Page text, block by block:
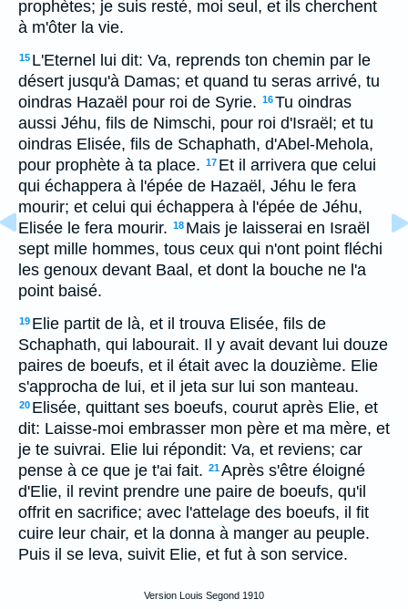
prophètes; je suis resté, moi seul, et ils cherchent
à m'ôter la vie.
15 L'Eternel lui dit: Va, reprends ton chemin par le
désert jusqu'à Damas; et quand tu seras arrivé, tu
oindras Hazaël pour roi de Syrie. 16Tu oindras
aussi Jéhu, fils de Nimschi, pour roi d'Israël; et tu
oindras Elisée, fils de Schaphath, d'Abel-Mehola,
pour prophète à ta place. 17 Et il arrivera que celui
qui échappera à l'épée de Hazaël, Jéhu le fera
mourir; et celui qui échappera à l'épée de Jéhu,
Elisée le fera mourir. 18 Mais je laisserai en Israël
sept mille hommes, tous ceux qui n'ont point fléchi
les genoux devant Baal, et dont la bouche ne l'a
point baisé.
19 Elie partit de là, et il trouva Elisée, fils de
Schaphath, qui labourait. Il y avait devant lui douze
paires de boeufs, et il était avec la douzième. Elie
s'approcha de lui, et il jeta sur lui son manteau.
20 Elisée, quittant ses boeufs, courut après Elie, et
dit: Laisse-moi embrasser mon père et ma mère, et
je te suivrai. Elie lui répondit: Va, et reviens; car
pense à ce que je t'ai fait. 21Après s'être éloigné
d'Elie, il revint prendre une paire de boeufs, qu'il
offrit en sacrifice; avec l'attelage des boeufs, il fit
cuire leur chair, et la donna à manger au peuple.
Puis il se leva, suivit Elie, et fut à son service.
Version Louis Segond 1910